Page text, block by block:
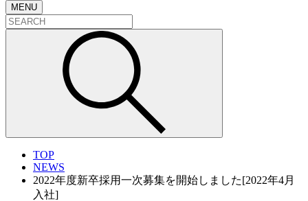
MENU
TOP
NEWS
2022年度新卒採用一次募集を開始しました[2022年4月
入社]